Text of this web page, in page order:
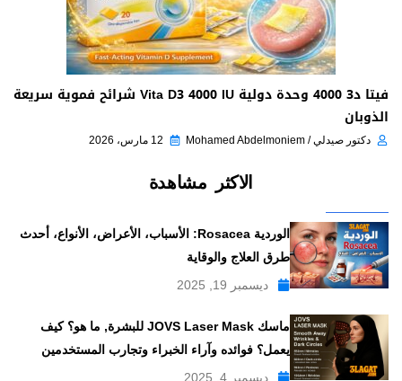
فيتا د3 4000 وحدة دولية Vita D3 4000 IU شرائح فموية سريعة
الذوبان
دكتور صيدلي / Mohamed Abdelmoniem 12 مارس، 2026
الاكثر مشاهدة
الوردية Rosacea: الأسباب، الأعراض، الأنواع، أحدث
طرق العلاج والوقاية
ديسمبر 19, 2025
ماسك JOVS Laser Mask للبشرة, ما هو؟ كيف
يعمل؟ فوائده وآراء الخبراء وتجارب المستخدمين
ديسمبر 4, 2025